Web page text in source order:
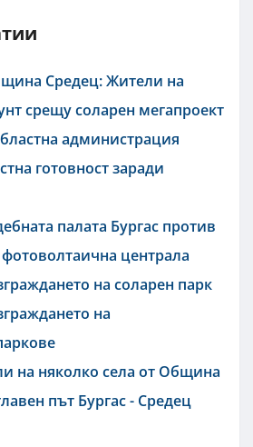
Средец: Жители на
срещу соларен мегапроект
администрация
готовност заради
палата Бургас против
централа
на соларен парк
на
на няколко села от Община
път Бургас - Средец